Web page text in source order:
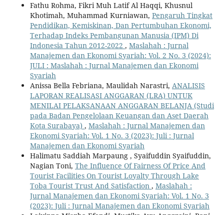
Fathu Rohma, Fikri Muh Latif Al Haqqi, Khusnul
Khotimah, Muhammad Kurniawan, Pengaruh Tingkat
Pendidikan, Kemiskinan, Dan Pertumbuhan Ekonomi,
Terhadap Indeks Pembangunan Manusia (IPM) Di
Indonesia Tahun 2012-2022 , Maslahah : Jurnal
Manajemen dan Ekonomi Syariah: Vol. 2 No. 3 (2024):
JULI : Maslahah : Jurnal Manajemen dan Ekonomi
Syariah
Anissa Bella Febriana, Maulidah Narastri, ANALISIS
LAPORAN REALISASI ANGGARAN (LRA) UNTUK
MENILAI PELAKSANAAN ANGGARAN BELANJA (Studi
pada Badan Pengelolaan Keuangan dan Aset Daerah
Kota Surabaya) , Maslahah : Jurnal Manajemen dan
Ekonomi Syariah: Vol. 1 No. 3 (2023): Juli : Jurnal
Manajemen dan Ekonomi Syariah
Halimatu Saddiah Marpaung , Syaifuddin Syaifuddin,
Nagian Toni, The Influence Of Fairness Of Price And
Tourist Facilities On Tourist Loyalty Through Lake
Toba Tourist Trust And Satisfaction , Maslahah :
Jurnal Manajemen dan Ekonomi Syariah: Vol. 1 No. 3
(2023): Juli : Jurnal Manajemen dan Ekonomi Syariah